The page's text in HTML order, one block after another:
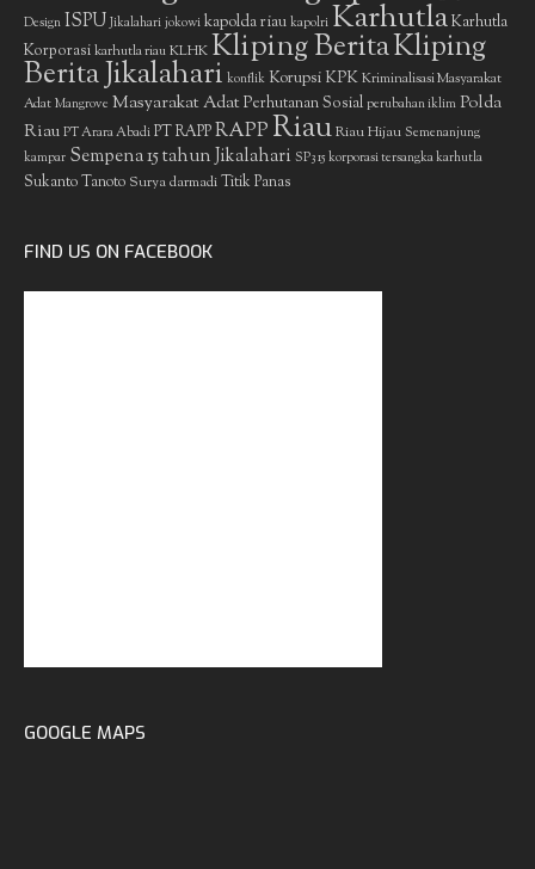
Design ISPU Jikalahari jokowi kapolda riau kapolri KarhutlaKarhutla
Korporasikarhutla riauKLHKKliping BeritaKliping
Berita Jikalahari konflik Korupsi KPKKriminalisasi Masyarakat
Adat Mangrove Masyarakat AdatPerhutanan Sosial perubahan iklim Polda
Riau PT Arara Abadi PT RAPPRAPPRiauRiau Hijau Semenanjung
kampar Sempena 15 tahun Jikalahari SP3 15 korporasi tersangka karhutla
Sukanto Tanoto Surya darmadiTitik Panas
FIND US ON FACEBOOK
GOOGLE MAPS